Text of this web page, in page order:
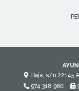
Baja, s/n 22145
974 318 960